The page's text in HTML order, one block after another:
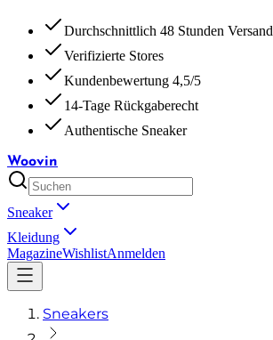
Durchschnittlich 48 Stunden Versand
Verifizierte Stores
Kundenbewertung 4,5/5
14-Tage Rückgaberecht
Authentische Sneaker
Woovin
Sneaker
Kleidung
MagazineWishlistAnmelden
Sneakers